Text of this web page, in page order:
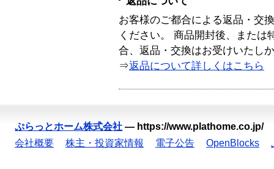
お客様のご都合による返品・交
ください。 商品開封後、または
合、返品・交換はお受けいたし
⇒返品について詳しくはこちら
ぷらっとホーム株式会社 — https://www.plathome.co.jp/
会社概要
株主・投資家情報 電子公告 OpenBlocks